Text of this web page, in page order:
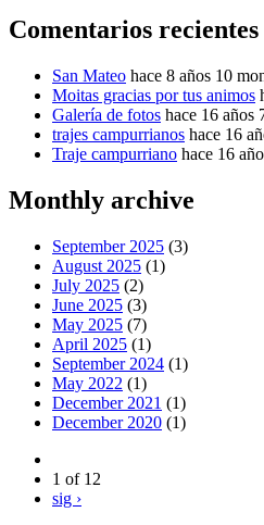
Comentarios recientes
San Mateo hace 8 años 10
Moitas gracias por tus animos
Galería de fotos hace 16 años
trajes campurrianos hace 16
Traje campurriano hace 16
Monthly archive
September 2025 (3)
August 2025 (1)
July 2025 (2)
June 2025 (3)
May 2025 (7)
April 2025 (1)
September 2024 (1)
May 2022 (1)
December 2021 (1)
December 2020 (1)
1 of 12
sig ›